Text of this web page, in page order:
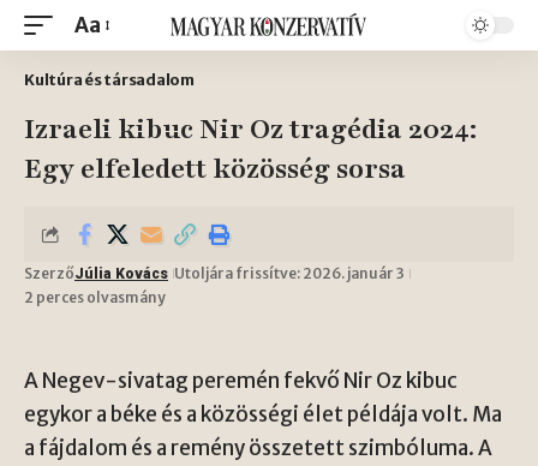
Aa
Kultúra és társadalom
Izraeli kibuc Nir Oz tragédia 2024:
Egy elfeledett közösség sorsa
SzerzőJúlia Kovács Utoljára frissítve: 2026. január 3
2 perces olvasmány
A Negev-sivatag peremén fekvő Nir Oz kibuc
egykor a béke és a közösségi élet példája volt. Ma
a fájdalom és a remény összetett szimbóluma. A